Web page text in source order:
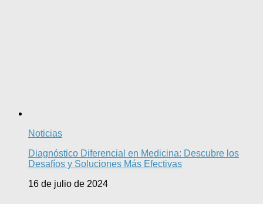
Noticias
Diagnóstico Diferencial en Medicina: Descubre los
Desafíos y Soluciones Más Efectivas
16 de julio de 2024